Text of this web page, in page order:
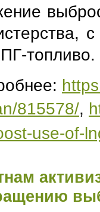
топливо.
815578/,
use-of-